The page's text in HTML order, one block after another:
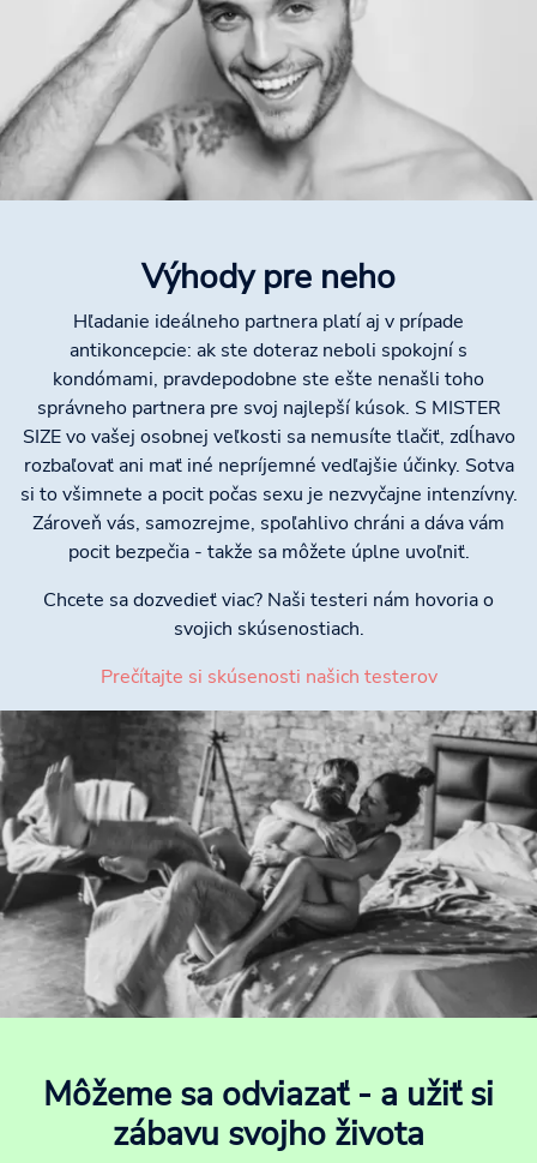
Výhody pre neho
Hľadanie ideálneho partnera platí aj v prípade
antikoncepcie: ak ste doteraz neboli spokojní s
kondómami, pravdepodobne ste ešte nenašli toho
správneho partnera pre svoj najlepší kúsok. S MISTER
SIZE vo vašej osobnej veľkosti sa nemusíte tlačiť, zdĺhavo
rozbaľovať ani mať iné nepríjemné vedľajšie účinky. Sotva
si to všimnete a pocit počas sexu je nezvyčajne intenzívny.
Zároveň vás, samozrejme, spoľahlivo chráni a dáva vám
pocit bezpečia - takže sa môžete úplne uvoľniť.
Chcete sa dozvedieť viac? Naši testeri nám hovoria o
svojich skúsenostiach.
Prečítajte si skúsenosti našich testerov
Môžeme sa odviazať - a užiť si
zábavu svojho života